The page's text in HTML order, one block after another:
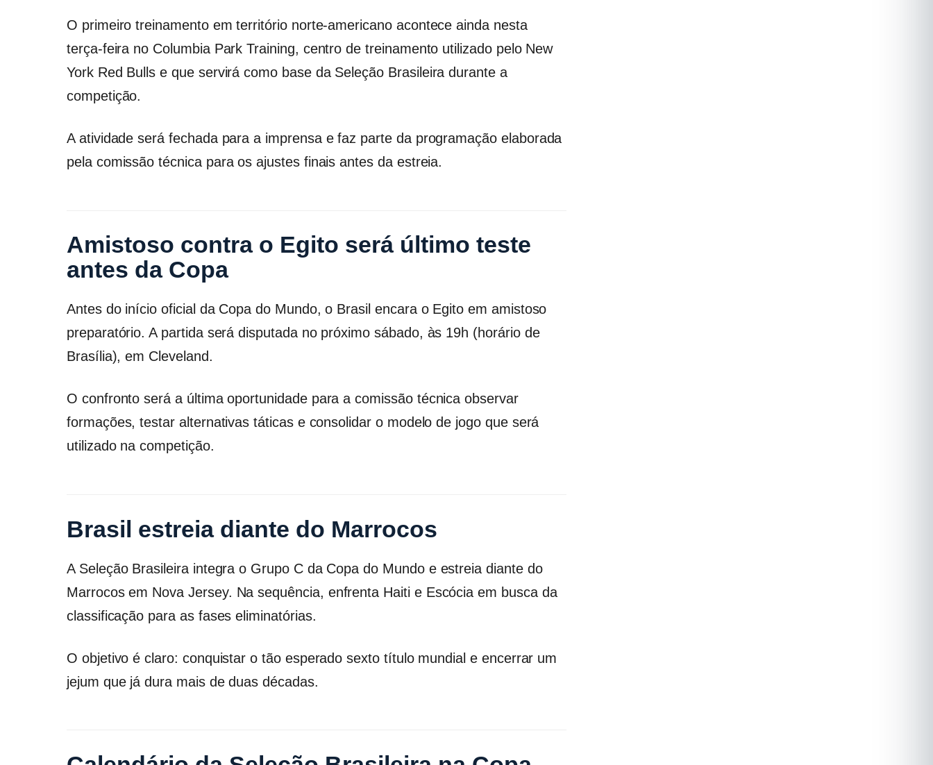
O primeiro treinamento em território norte-americano acontece ainda nesta
terça-feira no Columbia Park Training, centro de treinamento utilizado pelo New
York Red Bulls e que servirá como base da Seleção Brasileira durante a
competição.
A atividade será fechada para a imprensa e faz parte da programação elaborada
pela comissão técnica para os ajustes finais antes da estreia.
Amistoso contra o Egito será último teste
antes da Copa
Antes do início oficial da Copa do Mundo, o Brasil encara o Egito em amistoso
preparatório. A partida será disputada no próximo sábado, às 19h (horário de
Brasília), em Cleveland.
O confronto será a última oportunidade para a comissão técnica observar
formações, testar alternativas táticas e consolidar o modelo de jogo que será
utilizado na competição.
Brasil estreia diante do Marrocos
A Seleção Brasileira integra o Grupo C da Copa do Mundo e estreia diante do
Marrocos em Nova Jersey. Na sequência, enfrenta Haiti e Escócia em busca da
classificação para as fases eliminatórias.
O objetivo é claro: conquistar o tão esperado sexto título mundial e encerrar um
jejum que já dura mais de duas décadas.